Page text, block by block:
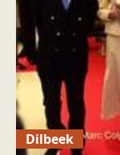
Dilbeek